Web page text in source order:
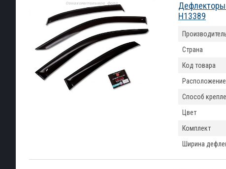
H13389
Страна
Код товара
Расположение
Способ
Цвет
Комплект
Ширина